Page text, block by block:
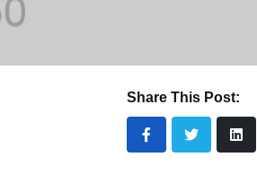
Share This Post: